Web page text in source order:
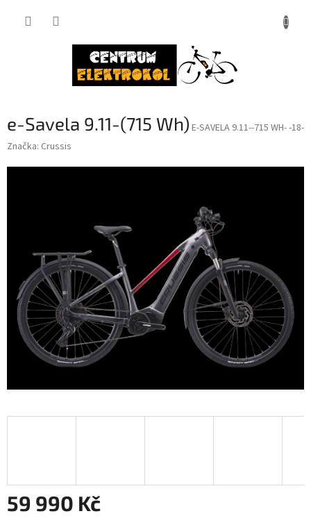
e-Savela 9.11-(715 Wh) E-SAVELA 9.11--715 WH- -18-
Značka: Crussis
59 990 Kč